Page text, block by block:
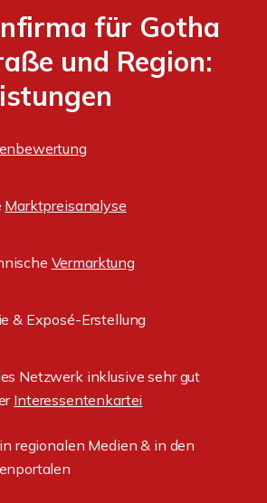
für Gotha
und Region:
Marktpreisanalyse
Vermarktung
& Exposé-Erstellung
Netzwerk inklusive sehr gut
Interessentenkartei
regionalen Medien & in den